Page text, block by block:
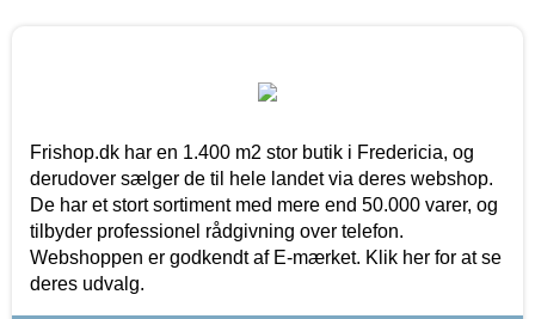
Frishop.dk har en 1.400 m2 stor butik i Fredericia, og
derudover sælger de til hele landet via deres webshop.
De har et stort sortiment med mere end 50.000 varer, og
tilbyder professionel rådgivning over telefon.
Webshoppen er godkendt af E-mærket. Klik her for at se
deres udvalg.